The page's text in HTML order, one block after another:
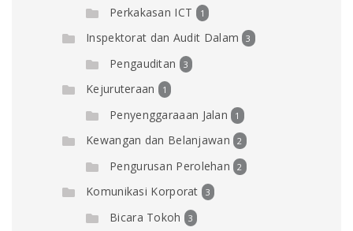
Perkakasan ICT 1
Inspektorat dan Audit Dalam 3
Pengauditan 3
Kejuruteraan 1
Penyenggaraaan Jalan 1
Kewangan dan Belanjawan 2
Pengurusan Perolehan 2
Komunikasi Korporat 3
Bicara Tokoh 3